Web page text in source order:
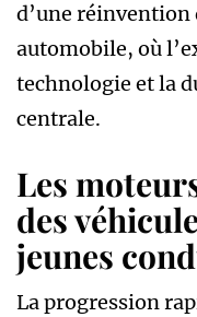
d’une réinvention
automobile, où
technologie et la
centrale.
Les
des
jeunes
La progression